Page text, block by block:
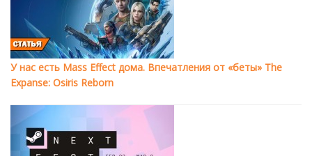
У нас есть Mass Effect дома. Впечатления от «беты» The
Expanse: Osiris Reborn